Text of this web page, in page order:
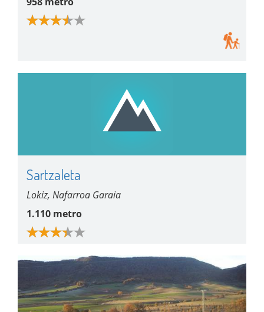
Sartzaleta
Lokiz, Nafarroa Garaia
1.110 metro